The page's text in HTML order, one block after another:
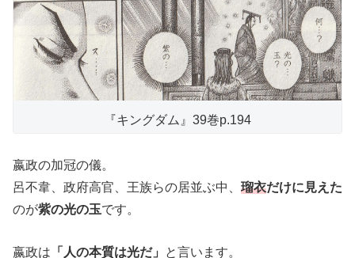
『キングダム』39巻p.194
嬴政の加冠の儀。
呂不韋、政府高官、王族らの居並ぶ中、 瑠衣だけに見えた
のが紫の光の玉です。
嬴政は 「人の本質は光だ」 と言います。